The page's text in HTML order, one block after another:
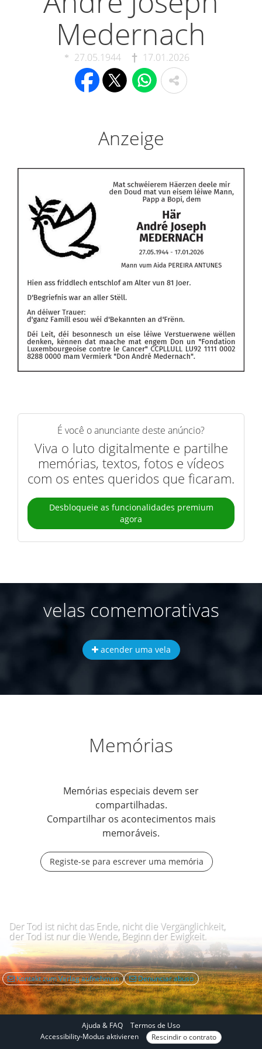
Medernach
27.05.1944 17.01.2026
Anzeige
É você o anunciante deste anúncio?
Viva o luto digitalmente e partilhe
memórias, textos, fotos e vídeos
com os entes queridos que ficaram.
Desbloqueie as funcionalidades premium
agora
velas comemorativas
acender uma vela
Memórias
Memórias especiais devem ser
compartilhadas.
Compartilhar os acontecimentos mais
memoráveis.
Registe-se para escrever uma memória
Der Tod ist nicht das Ende, nicht die Vergänglichkeit,
der Tod ist nur die Wende, Beginn der Ewigkeit.
Kontakt zum Verlag aufnehmen Denunciar abuso
Ajuda & FAQ
Termos de Uso
N
Accessibility-Modus aktivieren Rescindir o contrato